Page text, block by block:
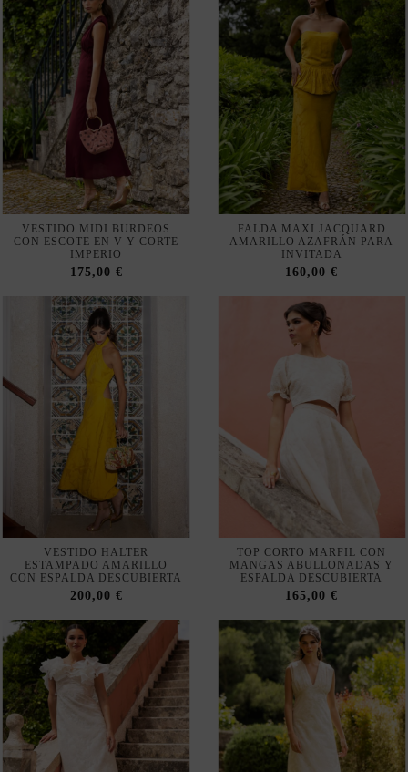
VESTIDO MIDI BURDEOS
CON ESCOTE EN V Y CORTE
IMPERIO
175,00 €
FALDA MAXI JACQUARD
AMARILLO AZAFRÁN PARA
INVITADA
160,00 €
VESTIDO HALTER
ESTAMPADO AMARILLO
CON ESPALDA DESCUBIERTA
200,00 €
TOP CORTO MARFIL CON
MANGAS ABULLONADAS Y
ESPALDA DESCUBIERTA
165,00 €